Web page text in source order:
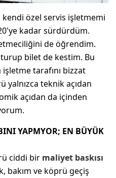
özel servis işletmemi
kadar sürdürdüm.
de öğrendim.
bilet de kestim. Bu
tarafını bizzat
yalnızca teknik açıdan
açıdan da içinden
YAPMYOR; EN BÜYÜK
ciddi bir maliyet baskısı
bakım ve köprü geçiş